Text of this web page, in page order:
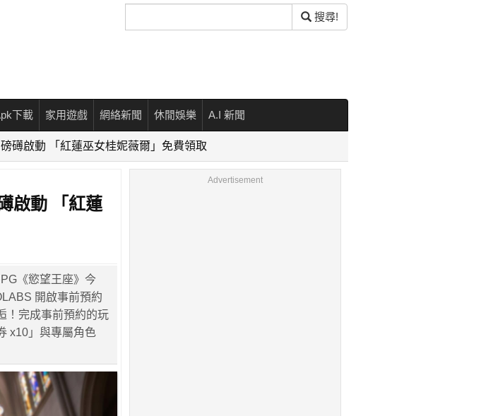
尋
搜尋!
下載 家用遊戲 網絡新聞 休閒娛樂 A.I 新聞
礡啟動 「紅蓮巫女桂妮薇爾」免費領取
啟動 「紅蓮
《慾望王座》今
開啟事前預約
！完成事前預約的玩
x10」與專屬角色
Advertisement